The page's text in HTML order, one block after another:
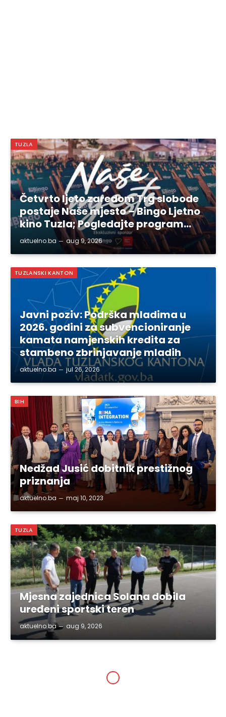
TUZLA
Četvrto ljeto zaredom Trg slobode
postaje Naše mjesto – Bingo Ljetno
kino Tuzla; Pogledajte program…
aktuelno.ba aug 9, 2026
TUZLANSKI KANTON
Javni poziv: Podrška mladima u
2026. godini za subvencioniranje
kamata namjenskih kredita za
stambeno zbrinjavanje mladih
aktuelno.ba jul 26, 2026
BIH
Nedžad Jusić dobitnik prestižnog
priznanja
aktuelno.ba maj 10, 2023
TUZLA
Mjesna zajednica Solana dobila
uređeni sportski teren
aktuelno.ba aug 9, 2026